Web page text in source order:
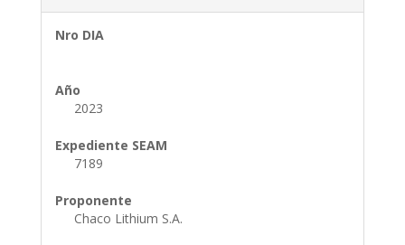
Nro DIA
Año
2023
Expediente SEAM
7189
Proponente
Chaco Lithium S.A.